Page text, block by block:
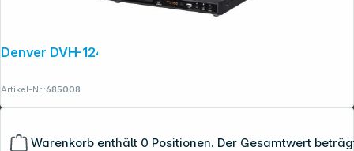
Warenkorb enthält 0 Positionen. Der Gesamtwert
Denver DVH-1245
Artikel-Nr.:685008